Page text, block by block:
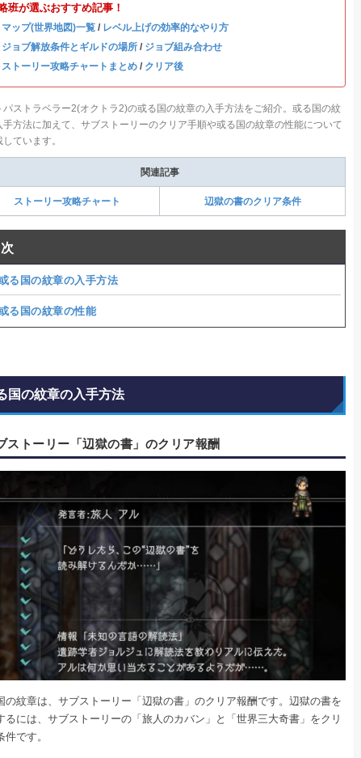
班が選ぶおすすめ記事！
マップ(世界地図)一覧 / レベル上げの効率的なやり方
ジョブ解放条件とギルドの場所 / ジョブ組み合わせ
ストーリー攻略チャートまとめ / クリア後
パストラベラー2(オクトラ2)の或る国の紋章の入手方法をご紹介。或る国の紋
手方法に加えて、サブストーリーのクリア手順や或る国の紋章の性能について
しています。
関連記事
ストーリー攻略チャート 辺獄の書のクリア条件
る国の紋章の入手方法
る国の紋章の性能
国の紋章の入手方法
ストーリー「辺獄の書」のクリア報酬
の紋章は、サブストーリー「辺獄の書」のクリア報酬です。辺獄の書を
るには、サブストーリーの「旅人のカバン」と「世界三大奇書」をクリ
件です。